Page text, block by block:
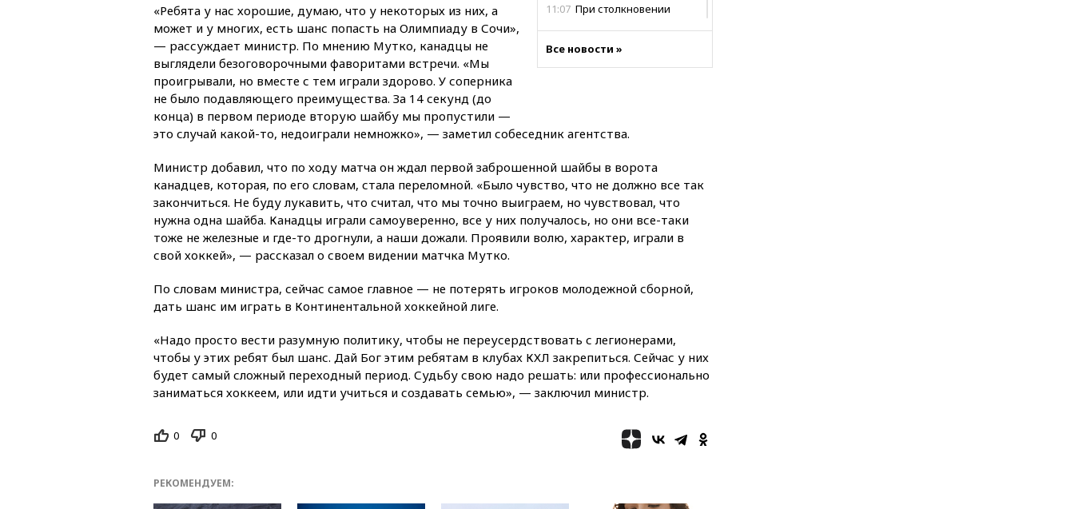
11:07 При столкновении
территорией РФ
загорелся после падения
обломков дрона
08:57Собянин сообщил о
девяти БПЛА, сбитых на
подлете к Москве
регионами
селах
Нигерия стала
крупнейшим поставщиком
авиатоплива в Европу
обсуждают координацию
усилий против наркотрафика
миграционного кризиса
Все новости »
«Ребята у нас хорошие, думаю, что у некоторых из них, а
может и у многих, есть шанс попасть на Олимпиаду в Сочи»,
— рассуждает министр. По мнению Мутко, канадцы не
выглядели безоговорочными фаворитами встречи. «Мы
проигрывали, но вместе с тем играли здорово. У соперника
не было подавляющего преимущества. За 14 секунд (до
конца) в первом периоде вторую шайбу мы пропустили —
это случай какой-то, недоиграли немножко», — заметил собеседник агентства.
Министр добавил, что по ходу матча он ждал первой заброшенной шайбы в ворота
канадцев, которая, по его словам, стала переломной. «Было чувство, что не должно все так
закончиться. Не буду лукавить, что считал, что мы точно выиграем, но чувствовал, что
нужна одна шайба. Канадцы играли самоуверенно, все у них получалось, но они все-таки
тоже не железные и где-то дрогнули, а наши дожали. Проявили волю, характер, играли в
свой хоккей», — рассказал о своем видении матчка Мутко.
По словам министра, сейчас самое главное — не потерять игроков молодежной сборной,
дать шанс им играть в Континентальной хоккейной лиге.
«Надо просто вести разумную политику, чтобы не переусердствовать с легионерами,
чтобы у этих ребят был шанс. Дай Бог этим ребятам в клубах КХЛ закрепиться. Сейчас у них
будет самый сложный переходный период. Судьбу свою надо решать: или профессионально
заниматься хоккеем, или идти учиться и создавать семью», — заключил министр.
0 0
РЕКОМЕНДУЕМ: